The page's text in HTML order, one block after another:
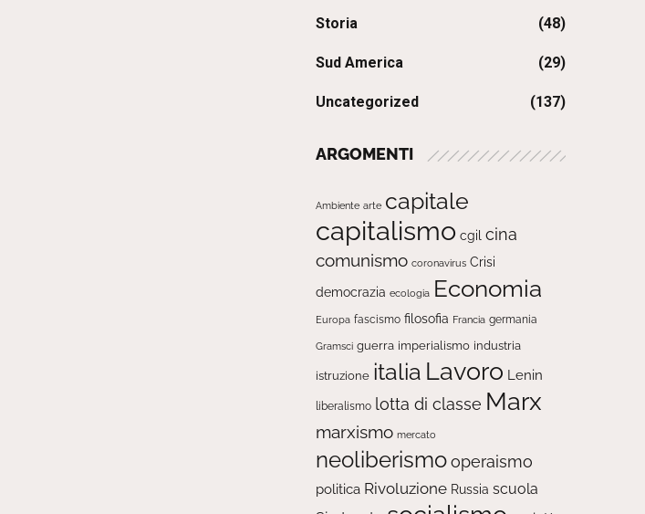
Storia (48)
Sud America (29)
Uncategorized (137)
ARGOMENTI
Ambiente arte capitale
capitalismo cgil cina
comunismo coronavirus Crisi
democrazia ecologia Economia
Europa fascismo filosofia Francia germania
Gramsci guerra imperialismo industria
istruzione italia Lavoro Lenin
liberalismo lotta di classe Marx
marxismo mercato
neoliberismooperaismo
politica Rivoluzione Russia scuola